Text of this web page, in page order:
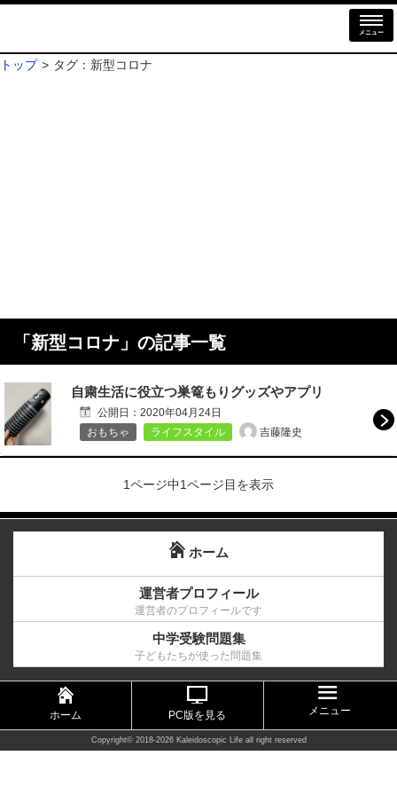
メニュー
トップ タグ：新型コロナ
「 新型コロナ 」の記事一覧
自粛生活に役立つ巣篭もりグッズやアプリ
公開日： 2020年04月24日
おもちゃ
ライフスタイル 吉藤隆史
1ページ中1ページ目を表示
ホーム
運営者プロフィール
運営者のプロフィールです
中学受験問題集
子どもたちが使った問題集
ホーム PC版を見る メニュー
Copyright© 2018-2026 Kaleidoscopic Lifeall right reserved